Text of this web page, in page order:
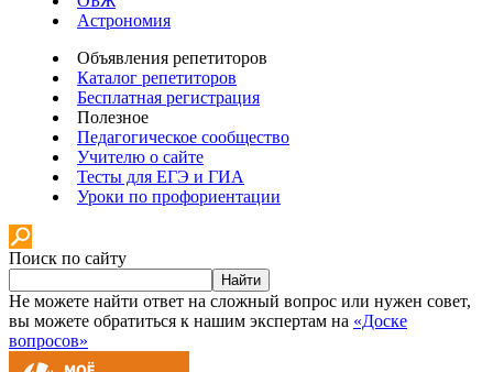
Астрономия
Объявления репетиторов
Каталог репетиторов
Бесплатная регистрация
Полезное
Педагогическое сообщество
Учителю о сайте
Тесты для ЕГЭ и ГИА
Уроки по профориентации
Поиск по сайту
Найти
Не можете найти ответ на сложный вопрос или нужен совет,
вы можете обратиться к нашим экспертам на «Доске
вопросов»